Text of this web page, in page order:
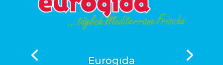
Eurogıda